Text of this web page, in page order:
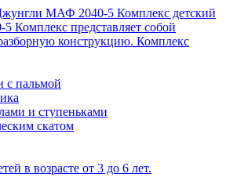
МАФ 2040-5 Комплекс детский
5 Комплекс представляет собой
конструкцию. Комплекс
с пальмой
и ступеньками
скатом
в возрасте от 3 до 6 лет.